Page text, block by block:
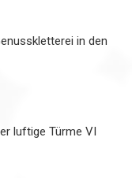
in den
luftige Türme VI